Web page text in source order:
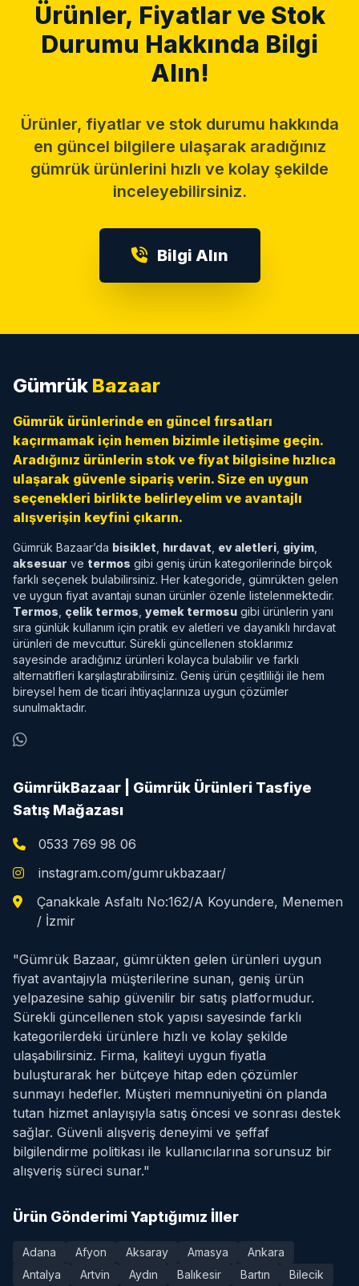
Ürünler, Fiyatlar ve Stok
Durumu Hakkında Bilgi
Alın!
Ürünler, fiyatlar ve stok durumu hakkında
en güncel bilgilere ulaşarak aradığınız
gümrük ürünlerini hızlı ve kolay şekilde
inceleyebilirsiniz.
Bilgi Alın
Gümrük Bazaar
Gümrük ürünlerinde en güncel fırsatları
kaçırmamak için hemen bizimle iletişime geçin.
Aradığınız ürünlerin stok ve fiyat bilgisine hızlıca
ulaşarak güvenle sipariş verin. Size en uygun
seçenekleri birlikte belirleyelim ve avantajlı
alışverişin keyfini çıkarın.
Gümrük Bazaar’da bisiklet hırdavat ev aletleri giyim
aksesuar ve termos gibi geniş ürün kategorilerinde birçok
farklı seçenek bulabilirsiniz. Her kategoride, gümrükten gelen
ve uygun fiyat avantajı sunan ürünler özenle listelenmektedir.
Termos çelik termos yemek termosu gibi ürünlerin yanı
sıra günlük kullanım için pratik ev aletleri ve dayanıklı hırdavat
ürünleri de mevcuttur. Sürekli güncellenen stoklarımız
sayesinde aradığınız ürünleri kolayca bulabilir ve farklı
alternatifleri karşılaştırabilirsiniz. Geniş ürün çeşitliliği ile hem
bireysel hem de ticari ihtiyaçlarınıza uygun çözümler
sunulmaktadır.
GümrükBazaar | Gümrük Ürünleri Tasfiye
Satış Mağazası
0533 769 98 06
instagram.com/gumrukbazaar/
Çanakkale Asfaltı No:162/A Koyundere, Menemen
/ İzmir
"Gümrük Bazaar, gümrükten gelen ürünleri uygun
fiyat avantajıyla müşterilerine sunan, geniş ürün
yelpazesine sahip güvenilir bir satış platformudur.
Sürekli güncellenen stok yapısı sayesinde farklı
kategorilerdeki ürünlere hızlı ve kolay şekilde
ulaşabilirsiniz. Firma, kaliteyi uygun fiyatla
buluşturarak her bütçeye hitap eden çözümler
sunmayı hedefler. Müşteri memnuniyetini ön planda
tutan hizmet anlayışıyla satış öncesi ve sonrası destek
sağlar. Güvenli alışveriş deneyimi ve şeffaf
bilgilendirme politikası ile kullanıcılarına sorunsuz bir
alışveriş süreci sunar."
Ürün Gönderimi Yaptığımız İller
Adana Afyon Aksaray Amasya
Ankara
Antalya
Artvin Aydın Balıkesir Bartın Bilecik